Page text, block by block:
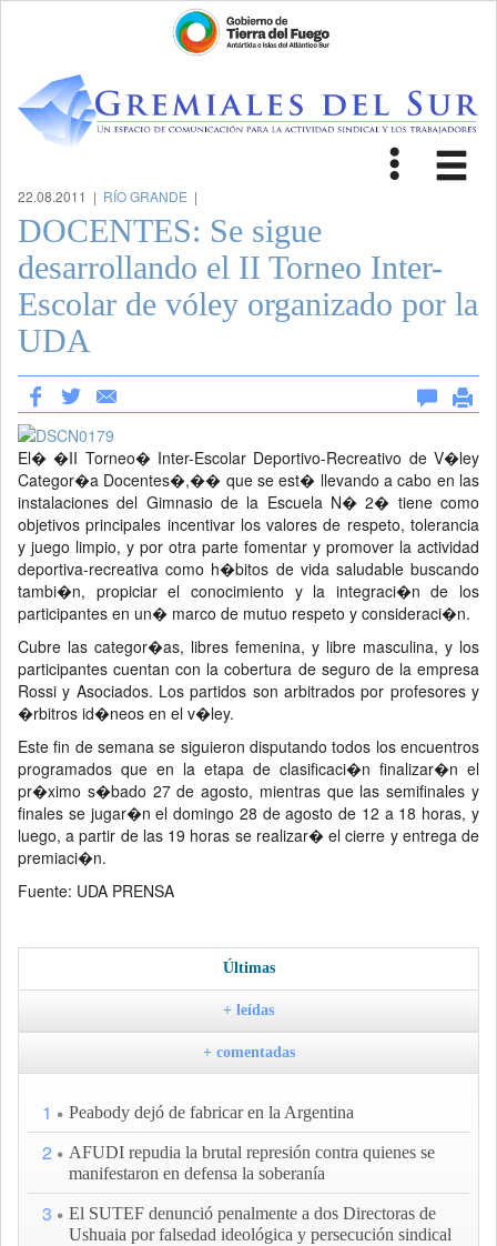
Toggle
22.08.2011 | RÍO GRANDE |
DOCENTES: Se sigue
desarrollando el II Torneo Inter-
Escolar de vóley organizado por la
UDA
El� �II Torneo� Inter-Escolar Deportivo-Recreativo de V�ley
Categor�a Docentes�,�� que se est� llevando a cabo en las
instalaciones del Gimnasio de la Escuela N� 2� tiene como
objetivos principales incentivar los valores de respeto, tolerancia
y juego limpio, y por otra parte fomentar y promover la actividad
deportiva-recreativa como h�bitos de vida saludable buscando
tambi�n, propiciar el conocimiento y la integraci�n de los
participantes en un� marco de mutuo respeto y consideraci�n.
Cubre las categor�as, libres femenina, y libre masculina, y los
participantes cuentan con la cobertura de seguro de la empresa
Rossi y Asociados. Los partidos son arbitrados por profesores y
�rbitros id�neos en el v�ley.
Este fin de semana se siguieron disputando todos los encuentros
programados que en la etapa de clasificaci�n finalizar�n el
pr�ximo s�bado 27 de agosto, mientras que las semifinales y
finales se jugar�n el domingo 28 de agosto de 12 a 18 horas, y
luego, a partir de las 19 horas se realizar� el cierre y entrega de
premiaci�n.
Fuente: UDA PRENSA
Últimas
+ leídas
+ comentadas
1 Peabody dejó de fabricar en la Argentina
2
AFUDI repudia la brutal represión contra quienes se
manifestaron en defensa la soberanía
3
El SUTEF denunció penalmente a dos Directoras de
Ushuaia por falsedad ideológica y persecución sindical